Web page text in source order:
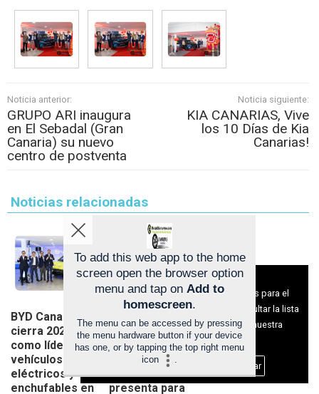
Noticia anterior:
GRUPO ARI inaugura
en El Sebadal (Gran
Canaria) su nuevo
centro de postventa
Noticia siguiente:
KIA CANARIAS, Vive
los 10 Días de Kia
Canarias!
Noticias relacionadas
BYD Canarias
cierra 2025
como líder en
vehículos
eléctricos y
enchufables en
Astara Icamotor
inaugura su
renovado
espacio de BYD
en Las Palmas y
presenta para
Aviso sobre el Uso de cookies:
Utilizamos cookies nuestras y de terceros para el
funcionamiento del digital. Puedes consultar la lista
de cookies y como desconectarlas.Ver nuestra
Política de Privacidad y Cookies
Aceptar Cookies Personalizar
To add this web app to the home
screen open the browser option
menu and tap on Add to
homescreen.
The menu can be accessed by pressing
the menu hardware button if your device
has one, or by tapping the top right menu
icon
.